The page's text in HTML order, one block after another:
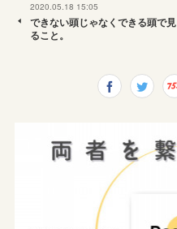
2020.05.18 15:05
できない頭じゃなくできる頭で見
ること。